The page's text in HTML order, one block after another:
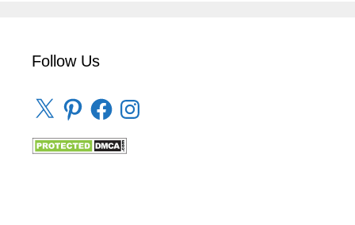
Follow Us
X PinterestFacebookInstagram